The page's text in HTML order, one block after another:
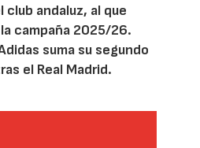
andaluz, al que
campaña 2025/26.
suma su segundo
el Real Madrid.